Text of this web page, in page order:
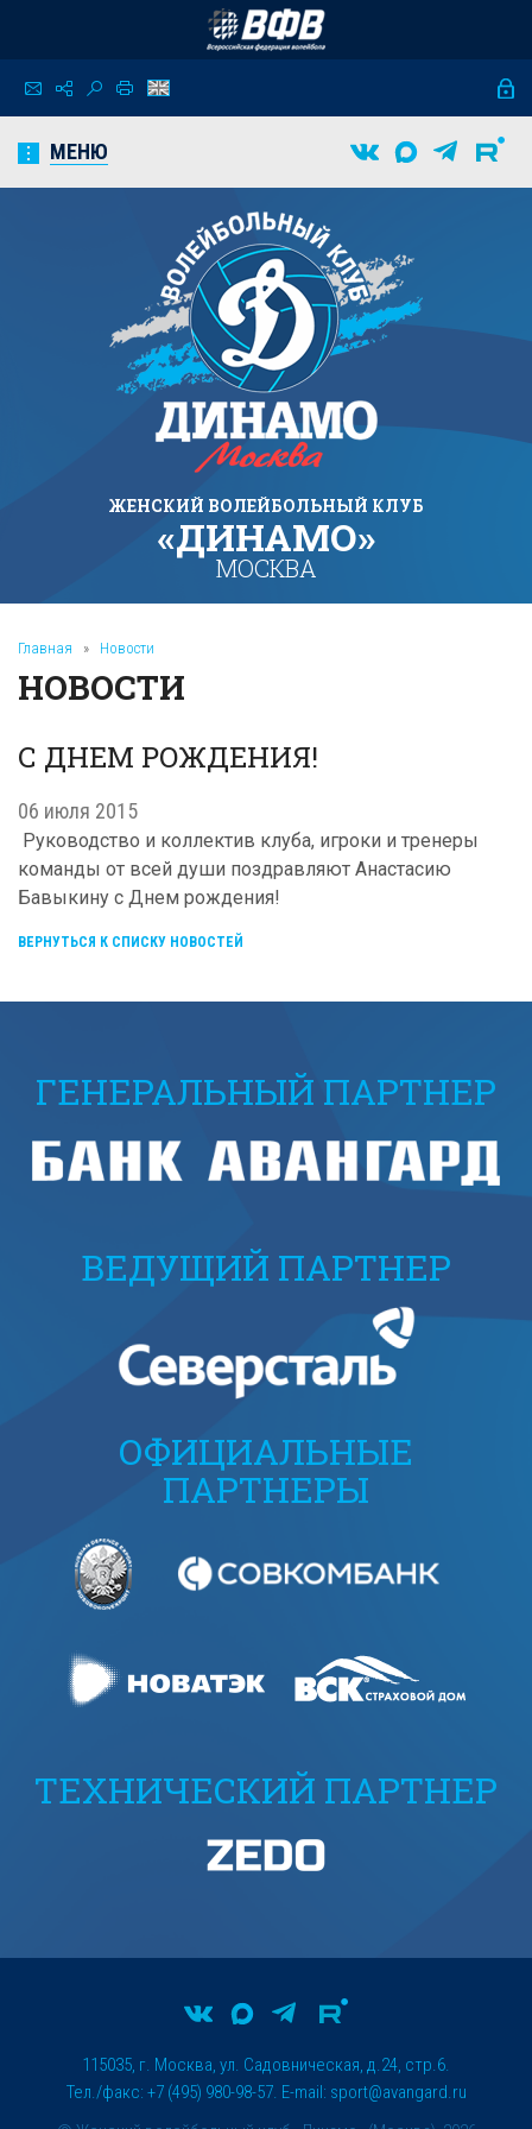
МЕНЮ
ЖЕНСКИЙ ВОЛЕЙБОЛЬНЫЙ КЛУБ
«ДИНАМО»
МОСКВА
Главная » Новости
НОВОСТИ
С ДНЕМ РОЖДЕНИЯ!
06 июля 2015
Руководство и коллектив клуба, игроки и тренеры
команды от всей души поздравляют Анастасию
Бавыкину с Днем рождения!
ВЕРНУТЬСЯ К СПИСКУ НОВОСТЕЙ
ГЕНЕРАЛЬНЫЙ ПАРТНЕР
ВЕДУЩИЙ ПАРТНЕР
ОФИЦИАЛЬНЫЕ
ПАРТНЕРЫ
ТЕХНИЧЕСКИЙ ПАРТНЕР
115035, г. Москва, ул. Садовническая, д.24, стр.6.
Тел./факс: +7 (495) 980-98-57. E-mail: sport@avangard.ru